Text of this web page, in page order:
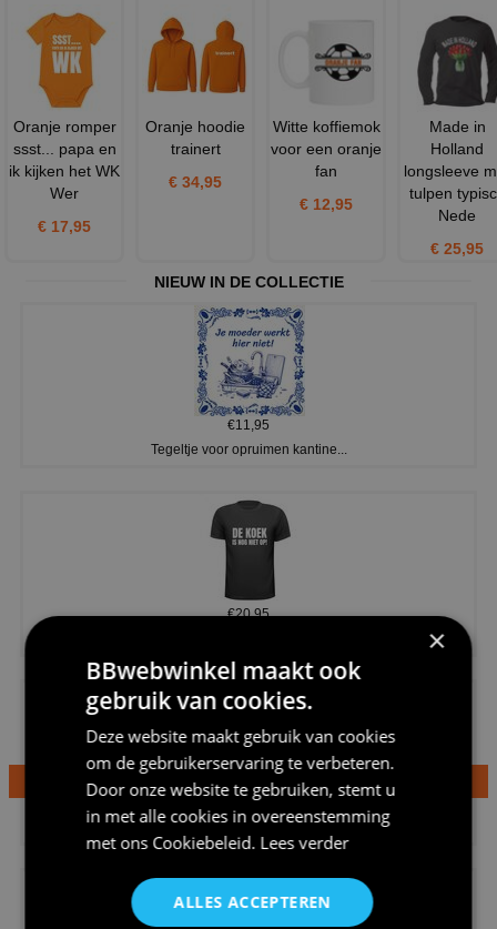
Oranje romper
ssst... papa en
ik kijken het WK
Wer
€ 17,95
Oranje hoodie
trainert
€ 34,95
Witte koffiemok
voor een oranje
fan
€ 12,95
Made in
Holland
longsleeve
tulpen
Nede
€ 25,95
NIEUW IN DE COLLECTIE
€11,95
Tegeltje voor opruimen kantine...
€20,95
€24,95
Dames v hals t-shirt prinses v...
×
BBwebwinkel maakt ook
gebruik van cookies.
Deze website maakt gebruik van cookies
om de gebruikerservaring te verbeteren.
Door onze website te gebruiken, stemt u
in met alle cookies in overeenstemming
met ons Cookiebeleid. Lees verder
ALLES ACCEPTEREN